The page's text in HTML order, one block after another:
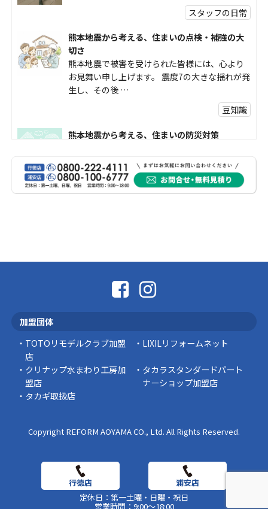
スタッフの日常
熊本地震から考える、住まいの点検・補強の大
切さ
熊本地震で被害を受けられた皆様には、心より
お見舞い申し上げます。 震度7の大きな揺れが発
生し、その後 …
豆知識
熊本地震から考える、住まいの防災対策
受けられた皆様に、心よりお見舞い申し上げま
す。 今回の地震 …
社長コラム
スタッフの日常
加盟団体
TOTOリモデルクラブ加盟
店
LIXILリフォームネット
クリナップ水まわり工房加
盟店
タカラスタンダードパート
ナーショップ加盟店
タカギ取扱店
Copyright REFORM AOYAMA CO., Ltd. All Rights Reserved.
定休日：第一土曜・日曜・祝日
営業時間：9:00～18:00